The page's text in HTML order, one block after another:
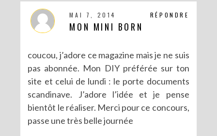
RÉPONDRE
MAI 7, 2014
MON MINI BORN
coucou, j’adore ce magazine mais je ne suis
pas abonnée. Mon DIY préférée sur ton
site et celui de lundi : le porte documents
scandinave. J’adore l’idée et je pense
bientôt le réaliser. Merci pour ce concours,
passe une très belle journée